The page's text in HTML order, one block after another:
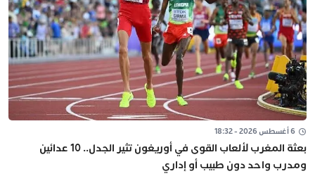
6 أغسطس 2026 - 18:32
بعثة المغرب لألعاب القوى في أوريغون تثير الجدل.. 10 عدائين
ومدرب واحد دون طبيب أو إداري